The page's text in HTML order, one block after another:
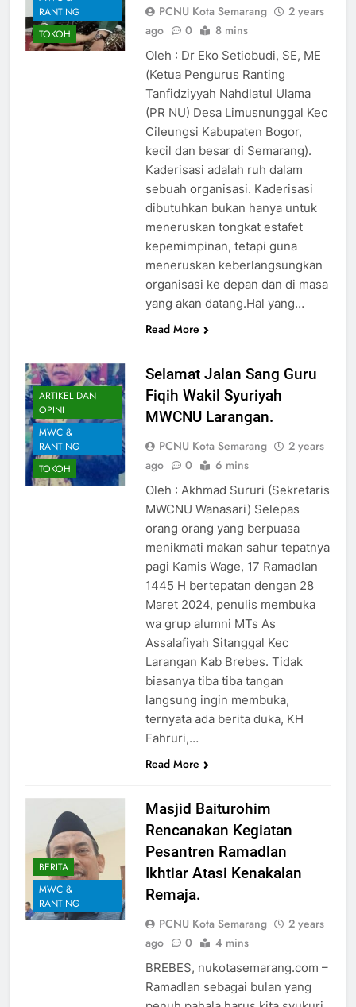
RANTING
TOKOH
PCNU Kota Semarang
2 years
ago
0 8 mins
Oleh : Dr Eko Setiobudi, SE, ME
(Ketua Pengurus Ranting
Tanfidziyyah Nahdlatul Ulama
(PR NU) Desa Limusnunggal Kec
Cileungsi Kabupaten Bogor,
kecil dan besar di Semarang).
Kaderisasi adalah ruh dalam
sebuah organisasi. Kaderisasi
dibutuhkan bukan hanya untuk
meneruskan tongkat estafet
kepemimpinan, tetapi guna
meneruskan keberlangsungkan
organisasi ke depan dan di masa
yang akan datang.Hal yang…
Read More
ARTIKEL DAN
OPINI
MWC &
RANTING
TOKOH
Selamat Jalan Sang Guru
Fiqih Wakil Syuriyah
MWCNU Larangan.
PCNU Kota Semarang
2 years
ago
0 6 mins
Oleh : Akhmad Sururi (Sekretaris
MWCNU Wanasari) Selepas
orang orang yang berpuasa
menikmati makan sahur tepatnya
pagi Kamis Wage, 17 Ramadlan
1445 H bertepatan dengan 28
Maret 2024, penulis membuka
wa grup alumni MTs As
Assalafiyah Sitanggal Kec
Larangan Kab Brebes. Tidak
biasanya tiba tiba tangan
langsung ingin membuka,
ternyata ada berita duka, KH
Fahruri,…
Read More
BERITA
MWC &
RANTING
Masjid Baiturohim
Rencanakan Kegiatan
Pesantren Ramadlan
Ikhtiar Atasi Kenakalan
Remaja.
PCNU Kota Semarang
2 years
ago
0 4 mins
BREBES, nukotasemarang.com –
Ramadlan sebagai bulan yang